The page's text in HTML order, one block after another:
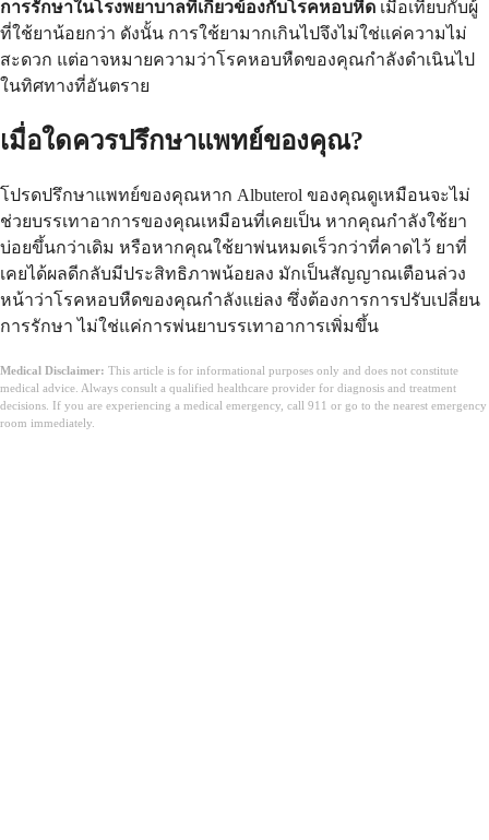
การรักษาในโรงพยาบาลที่เกี่ยวข้องกับโรคหอบหืด เมื่อเทียบกับผู้
ที่ใช้ยาน้อยกว่า ดังนั้น การใช้ยามากเกินไปจึงไม่ใช่แค่ความไม่
สะดวก แต่อาจหมายความว่าโรคหอบหืดของคุณกำลังดำเนินไป
ในทิศทางที่อันตราย
เมื่อใดควรปรึกษาแพทย์ของคุณ?
โปรดปรึกษาแพทย์ของคุณหาก Albuterol ของคุณดูเหมือนจะไม่
ช่วยบรรเทาอาการของคุณเหมือนที่เคยเป็น หากคุณกำลังใช้ยา
บ่อยขึ้นกว่าเดิม หรือหากคุณใช้ยาพ่นหมดเร็วกว่าที่คาดไว้ ยาที่
เคยได้ผลดีกลับมีประสิทธิภาพน้อยลง มักเป็นสัญญาณเตือนล่วง
หน้าว่าโรคหอบหืดของคุณกำลังแย่ลง ซึ่งต้องการการปรับเปลี่ยน
การรักษา ไม่ใช่แค่การพ่นยาบรรเทาอาการเพิ่มขึ้น
Medical Disclaimer: This article is for informational purposes only and does not constitute
medical advice. Always consult a qualified healthcare provider for diagnosis and treatment
decisions. If you are experiencing a medical emergency, call 911 or go to the nearest emergency
room immediately.